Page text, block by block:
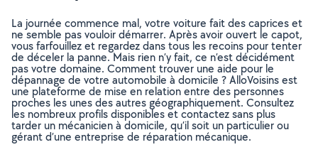
La journée commence mal, votre voiture fait des caprices et
ne semble pas vouloir démarrer. Après avoir ouvert le capot,
vous farfouillez et regardez dans tous les recoins pour tenter
de déceler la panne. Mais rien n’y fait, ce n’est décidément
pas votre domaine. Comment trouver une aide pour le
dépannage de votre automobile à domicile ? AlloVoisins est
une plateforme de mise en relation entre des personnes
proches les unes des autres géographiquement. Consultez
les nombreux profils disponibles et contactez sans plus
tarder un mécanicien à domicile, qu’il soit un particulier ou
gérant d’une entreprise de réparation mécanique.